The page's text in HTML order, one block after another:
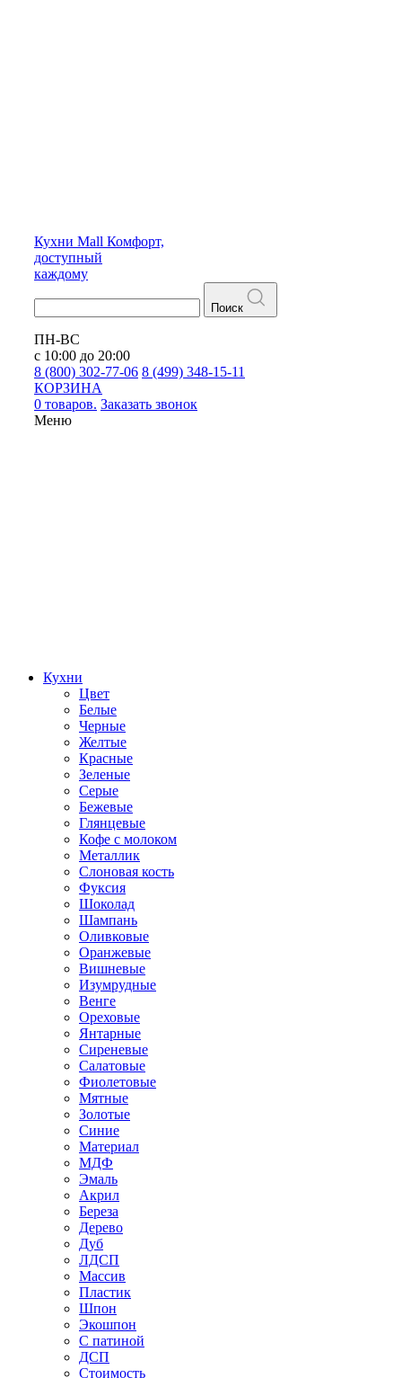
Кухни Mall Комфорт,
доступный
каждому
Поиск
ПН-ВС
с 10:00 до 20:00
8 (800) 302-77-06 8 (499) 348-15-11
КОРЗИНА
0 товаров. Заказать звонок
Меню
Кухни
Цвет
Белые
Черные
Желтые
Красные
Зеленые
Серые
Бежевые
Глянцевые
Кофе с молоком
Металлик
Слоновая кость
Фуксия
Шоколад
Шампань
Оливковые
Оранжевые
Вишневые
Изумрудные
Венге
Ореховые
Янтарные
Сиреневые
Салатовые
Фиолетовые
Мятные
Золотые
Синие
Материал
МДФ
Эмаль
Акрил
Береза
Дерево
Дуб
ЛДСП
Массив
Пластик
Шпон
Экошпон
С патиной
ДСП
Стоимость